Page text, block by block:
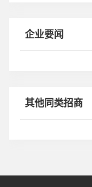
企业要闻
其他同类招商